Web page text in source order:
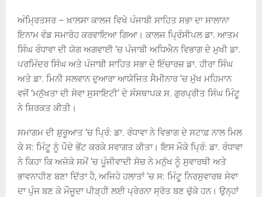
ਅੰਮ੍ਰਿਤਸਰ – ਖ਼ਾਲਸਾ ਕਾਲਜ ਵਿਖੇ ਪੰਜਾਬੀ ਸਾਹਿਤ ਸਭਾ ਦਾ ਸਾਲਾਨਾ
ਇਨਾਮ ਵੰਡ ਸਮਾਰੋਹ ਕਰਵਾਇਆ ਗਿਆ। ਕਾਲਜ ਪ੍ਰਿੰਸੀਪਲ ਡਾ. ਆਤਮ
ਸਿੰਘ ਰੰਧਾਵਾ ਦੀ ਯੋਗ ਅਗਵਾਈ ’ਚ ਪੰਜਾਬੀ ਅਧਿਐਨ ਵਿਭਾਗ ਦੇ ਮੁਖੀ ਡਾ.
ਪਰਮਿੰਦਰ ਸਿੰਘ ਅਤੇ ਪੰਜਾਬੀ ਸਾਹਿਤ ਸਭਾ ਦੇ ਇੰਚਾਰਜ਼ ਡਾ. ਹੀਰਾ ਸਿੰਘ
ਅਤੇ ਡਾ. ਮਿਨੀ ਸਲਵਾਨ ਦੁਆਰਾ ਆਯੋਜਿਤ ਸੈਮੀਨਾਰ ’ਚ ਮੁੱਖ ਮਹਿਮਾਨ
ਵਜੋਂ ‘ਮਨੁੱਖਤਾ ਦੀ ਸੇਵਾ ਸੁਸਾਇਟੀ’ ਦੇ ਸੰਸਥਾਪਕ ਸ. ਗੁਰਪ੍ਰੀਤ ਸਿੰਘ ਮਿੰਟੂ
ਨੇ ਸ਼ਿਰਕਤ ਕੀਤੀ।
ਸਮਾਗਮ ਦੀ ਸ਼ੁਰੂਆਤ ’ਚ ਪ੍ਰਿੰ: ਡਾ. ਰੰਧਾਵਾ ਨੇ ਵਿਭਾਗ ਦੇ ਸਟਾਫ਼ ਨਾਲ ਮਿਲ
ਕੇ ਸ: ਮਿੰਟੂ ਨੂੰ ਪੌਦੇ ਭੇਂਟ ਕਰਕੇ ਸਵਾਗਤ ਕੀਤਾ। ਇਸ ਮੌਕੇ ਪ੍ਰਿੰ: ਡਾ. ਰੰਧਾਵਾ
ਨੇ ਕਿਹਾ ਕਿ ਅਜੋਕੇ ਸਮੇਂ ’ਚ ਪੂੰਜੀਵਾਦੀ ਸੋਚ ਨੇ ਮਨੁੱਖ ਨੂੰ ਸੁਵਾਰਥੀ ਅਤੇ
ਭਾਵਨਾਹੀਣ ਬਣਾ ਦਿੱਤਾ ਹੈ, ਅਜਿਹੇ ਹਲਾਤਾਂ ’ਚ ਸ: ਮਿੰਟੂ ਨਿਰਸੁਵਾਰਥ ਸੇਵਾ
ਦਾ ਪੁੰਜ ਬਣ ਕੇ ਮੌਜੂਦਾ ਪੀੜ੍ਹੀ ਲਈ ਪ੍ਰੇਰਨਾ ਸ੍ਰੋਤ ਬਣ ਚੁੱਕੇ ਹਨ। ਉਨ੍ਹਾਂ